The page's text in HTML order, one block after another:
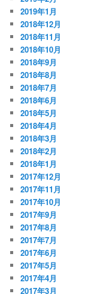
2019年1月
2018年12月
2018年11月
2018年10月
2018年9月
2018年8月
2018年7月
2018年6月
2018年5月
2018年4月
2018年3月
2018年2月
2018年1月
2017年12月
2017年11月
2017年10月
2017年9月
2017年8月
2017年7月
2017年6月
2017年5月
2017年4月
2017年3月